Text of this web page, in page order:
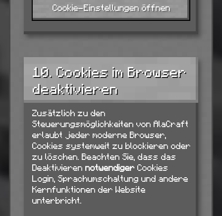
Cookie-Einstellungen öffnen
10. Cookies im Browser
deaktivieren
Zusätzlich zu den
Steuerungsmöglichkeiten von AlaCraft
erlaubt jeder moderne Browser,
Cookies systemweit zu blockieren oder
zu löschen. Beachten Sie, dass das
Deaktivieren notwendigerCookies
Login, Sprachumschaltung und andere
Kernfunktionen der Website
unterbricht.